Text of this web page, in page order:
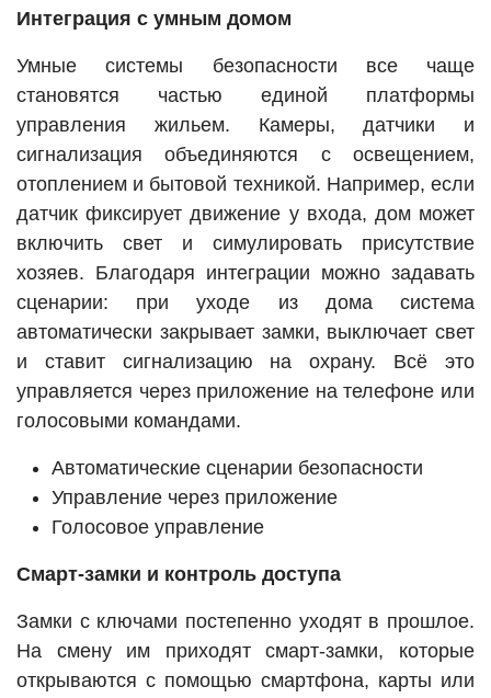
Интеграция с умным домом
Умные системы безопасности все чаще
становятся частью единой платформы
управления жильем. Камеры, датчики и
сигнализация объединяются с освещением,
отоплением и бытовой техникой. Например, если
датчик фиксирует движение у входа, дом может
включить свет и симулировать присутствие
хозяев. Благодаря интеграции можно задавать
сценарии: при уходе из дома система
автоматически закрывает замки, выключает свет
и ставит сигнализацию на охрану. Всё это
управляется через приложение на телефоне или
голосовыми командами.
Автоматические сценарии безопасности
Управление через приложение
Голосовое управление
Смарт-замки и контроль доступа
Замки с ключами постепенно уходят в прошлое.
На смену им приходят смарт-замки, которые
открываются с помощью смартфона, карты или